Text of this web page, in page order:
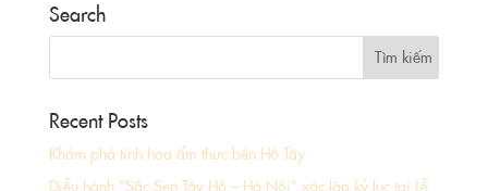
Search
Recent Posts
Khám phá tinh hoa ẩm thực bên Hồ Tây
Diễu hành “Sắc Sen Tây Hồ – Hà Nội” xác lập kỷ lục tại Lễ